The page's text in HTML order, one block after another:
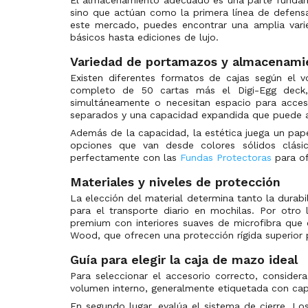
Errata Cards
(0)
Event Pack
(0)
EX-1: Classic Collection
(0)
EX-10: Extra Booster Sinister Order
EX-11: Extra Booster Dawn of Liberator
(0)
EX-12: Digital World Shambala
EX-13: Chivalrous XIII
(0)
EX-2: Digital Hazard
(0)
EX-3: Draconic Roar
(0)
EX-4: Alternative Being
(0)
EX-7: Digimon Liberator
(0)
EX-9: Versus Monsters
(0)
EX05: Animal Colosseum
(0)
EX06: Infernal Ascension
(0)
Upper Deck
Wizards of the Coast
Pokémon Center
Gamegenic
Dragon Shield
Legend Story Studios
Riot Games
Sorcery Contested Realm
sino que actúan como la primera línea de
este mercado, puedes encontrar una amplia
básicos hasta ediciones de lujo.
Variedad de portamazos y
Existen diferentes formatos de cajas según el
completo de 50 cartas más el Digi-Egg
simultáneamente o necesitan espacio para
separados y una capacidad expandida que
Además de la capacidad, la estética juega un
opciones que van desde colores sólidos
perfectamente con las Fundas Protectoras para
Materiales y niveles de protección
La elección del material determina tanto la
para el transporte diario en mochilas. Por otro
premium con interiores suaves de microfibra
Wood, que ofrecen una protección rígida
Guía para elegir la caja de mazo ideal
Para seleccionar el accesorio correcto,
volumen interno, generalmente etiquetada con
En segundo lugar, evalúa el sistema de cierre.